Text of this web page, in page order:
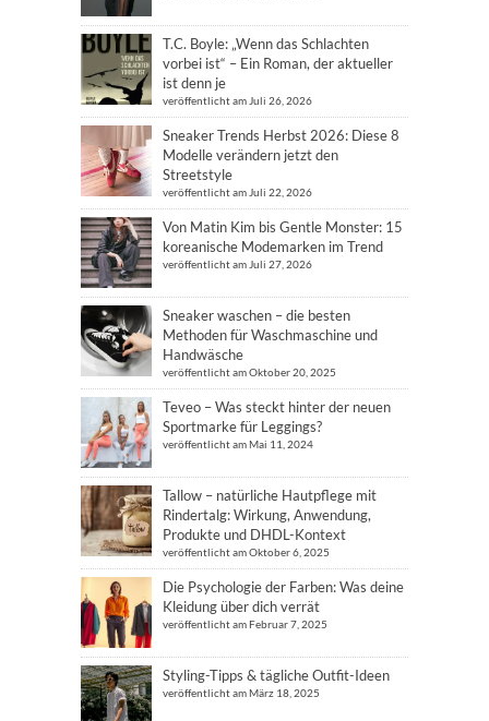
T.C. Boyle: „Wenn das Schlachten
vorbei ist“ – Ein Roman, der aktueller
ist denn je
veröffentlicht am Juli 26, 2026
Sneaker Trends Herbst 2026: Diese 8
Modelle verändern jetzt den
Streetstyle
veröffentlicht am Juli 22, 2026
Von Matin Kim bis Gentle Monster: 15
koreanische Modemarken im Trend
veröffentlicht am Juli 27, 2026
Sneaker waschen – die besten
Methoden für Waschmaschine und
Handwäsche
veröffentlicht am Oktober 20, 2025
Teveo – Was steckt hinter der neuen
Sportmarke für Leggings?
veröffentlicht am Mai 11, 2024
Tallow – natürliche Hautpflege mit
Rindertalg: Wirkung, Anwendung,
Produkte und DHDL-Kontext
veröffentlicht am Oktober 6, 2025
Die Psychologie der Farben: Was deine
Kleidung über dich verrät
veröffentlicht am Februar 7, 2025
Styling-Tipps & tägliche Outfit-Ideen
veröffentlicht am März 18, 2025